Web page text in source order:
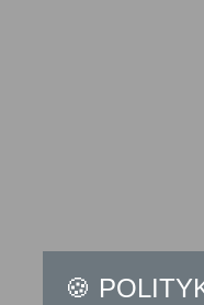
🍪